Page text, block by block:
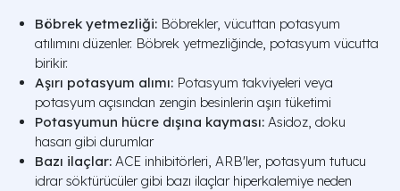
Böbrek yetmezliği: Böbrekler, vücuttan potasyum
atılımını düzenler. Böbrek yetmezliğinde, potasyum vücutta
birikir.
Aşırı potasyum alımı: Potasyum takviyeleri veya
potasyum açısından zengin besinlerin aşırı tüketimi
Potasyumun hücre dışına kayması: Asidoz, doku
hasarı gibi durumlar
Bazı ilaçlar: ACE inhibitörleri, ARB'ler, potasyum tutucu
idrar söktürücüler gibi bazı ilaçlar hiperkalemiye neden